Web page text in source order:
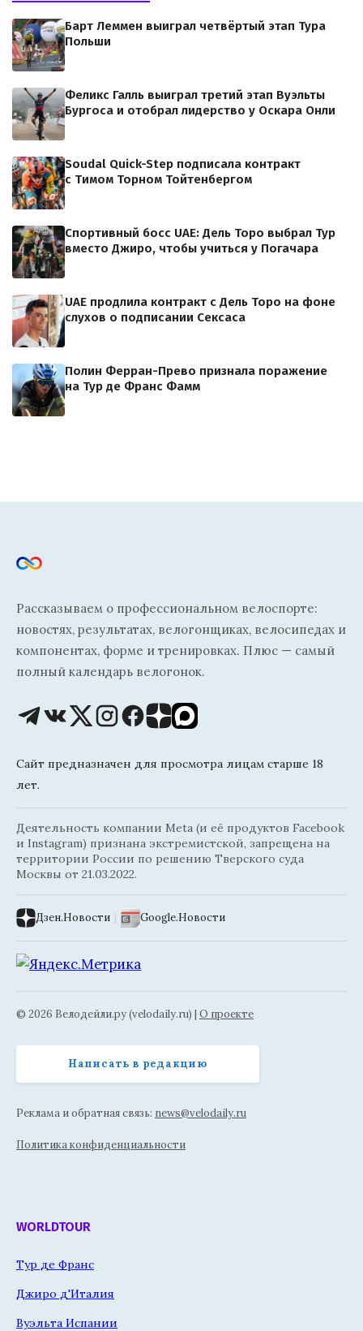
Барт Леммен выиграл четвёртый этап Тура
Польши
Феликс Галль выиграл третий этап Вуэльты
Бургоса и отобрал лидерство у Оскара Онли
Soudal Quick-Step подписала контракт
с Тимом Торном Тойтенбергом
Спортивный босс UAE: Дель Торо выбрал Тур
вместо Джиро, чтобы учиться у Погачара
UAE продлила контракт с Дель Торо на фоне
слухов о подписании Сексаса
Полин Ферран-Прево признала поражение
на Тур де Франс Фамм
Рассказываем о профессиональном велоспорте:
новостях, результатах, велогонщиках, велосипедах и
компонентах, форме и тренировках. Плюс — самый
полный календарь велогонок.
Сайт предназначен для просмотра лицам старше 18
лет.
Деятельность компании Meta (и её продуктов Facebook
и Instagram) признана экстремистской, запрещена на
территории России по решению Тверского суда
Москвы от 21.03.2022.
Дзен.Новости | Google.Новости
© 2026 Велодейли.ру (velodaily.ru) | О проекте
Написать в редакцию
Реклама и обратная связь: news@velodaily.ru
Политика конфиденциальности
WORLDTOUR
Тур де Франс
Джиро д'Италия
Вуэльта Испании